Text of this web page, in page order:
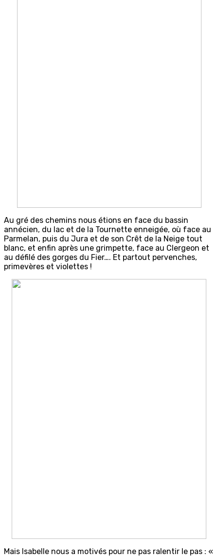
Au gré des chemins nous étions en face du bassin
annécien, du lac et de la Tournette enneigée, où face au
Parmelan, puis du Jura et de son Crêt de la Neige tout
blanc, et enfin après une grimpette, face au Clergeon et
au défilé des gorges du Fier…. Et partout pervenches,
primevères et violettes !
Mais Isabelle nous a motivés pour ne pas ralentir le pas : «